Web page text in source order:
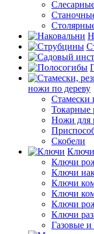
ножи по дереву
Стамески
Токарные
Ножи для
Скобели
Ключи
Ключи
Ключи
Ключи
Ключи
Ключи
Ключи
Газовые